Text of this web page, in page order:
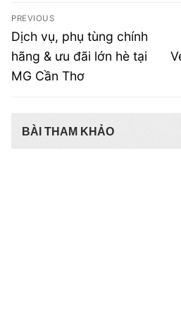
Điều
hướng
bài
viết
PREVIOUS
Previous
post:
Dịch vụ, phụ tùng chính
hãng & ưu đãi lớn hè tại
MG Cần Thơ
BÀI THAM KHẢO